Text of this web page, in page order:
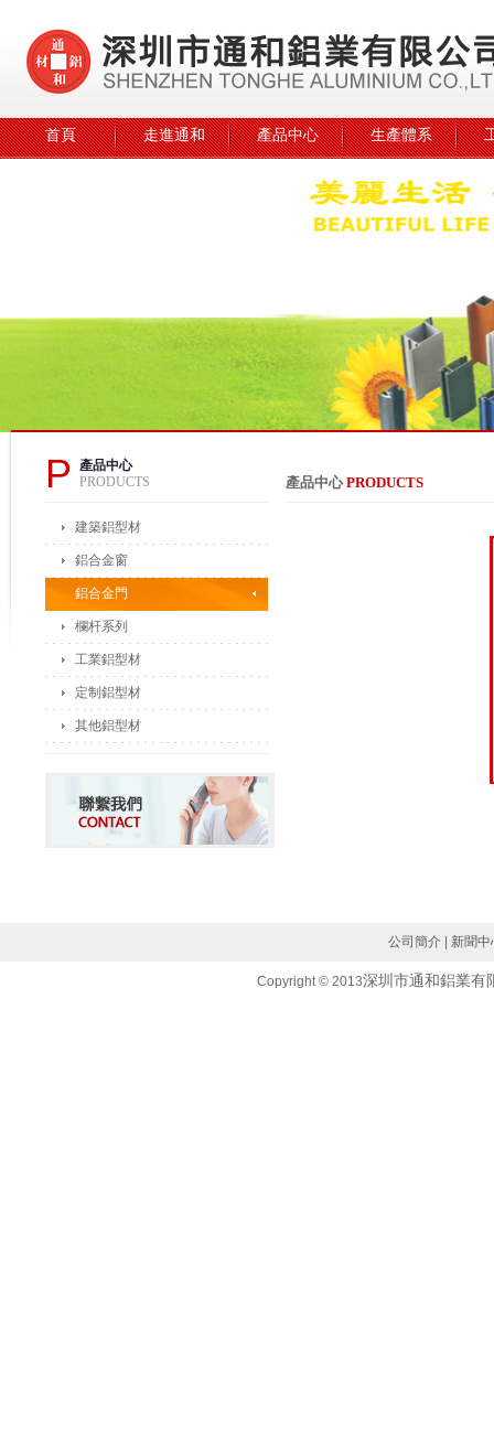
首頁 走進通和 產品中心 生產體系
P
產品中心
PRODUCTS
建築鋁型材
鋁合金窗
鋁合金門
欄杆系列
工業鋁型材
定制鋁型材
其他鋁型材
產品中心PRODUCTS
公司簡介 新聞中
Copyright © 2013深圳市通和鋁業有